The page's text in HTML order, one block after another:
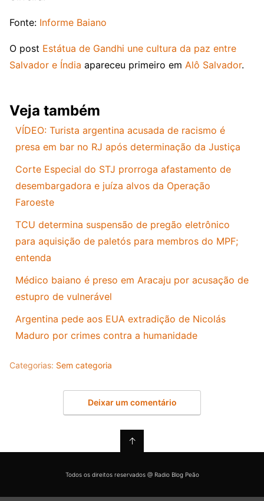
Fonte: Informe Baiano
O post Estátua de Gandhi une cultura da paz entre
Salvador e Índia apareceu primeiro em Alô Salvador.
Veja também
VÍDEO: Turista argentina acusada de racismo é
presa em bar no RJ após determinação da Justiça
Corte Especial do STJ prorroga afastamento de
desembargadora e juíza alvos da Operação
Faroeste
TCU determina suspensão de pregão eletrônico
para aquisição de paletós para membros do MPF;
entenda
Médico baiano é preso em Aracaju por acusação de
estupro de vulnerável
Argentina pede aos EUA extradição de Nicolás
Maduro por crimes contra a humanidade
Categorias: Sem categoria
Deixar um comentário
↑
Todos os direitos reservados @ Radio Blog Peão